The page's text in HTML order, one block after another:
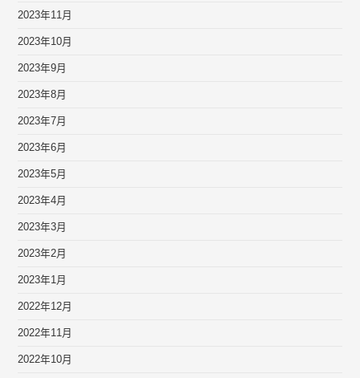
2023年11月
2023年10月
2023年9月
2023年8月
2023年7月
2023年6月
2023年5月
2023年4月
2023年3月
2023年2月
2023年1月
2022年12月
2022年11月
2022年10月